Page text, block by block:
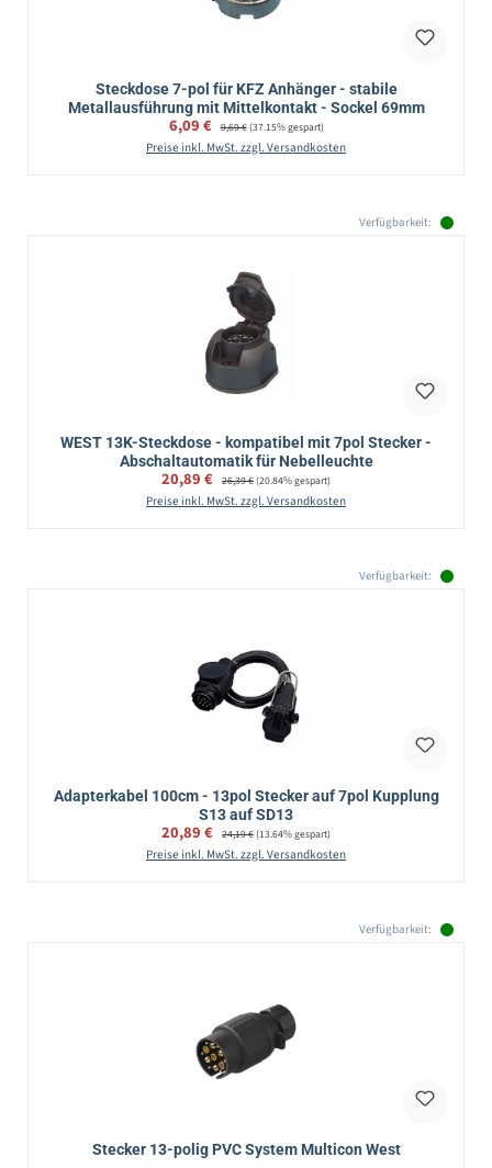
Steckdose 7-pol für KFZ Anhänger - stabile
Metallausführung mit Mittelkontakt - Sockel 69mm
Verkaufspreis:
6,09 € Regulärer Preis:
9,69 €(37.15% gespart)
Preise inkl. MwSt. zzgl. Versandkosten
Verfügbarkeit:
WEST 13K-Steckdose - kompatibel mit 7pol Stecker -
Abschaltautomatik für Nebelleuchte
Verkaufspreis:
20,89 € Regulärer Preis:
26,39 €(20.84% gespart)
Preise inkl. MwSt. zzgl. Versandkosten
Verfügbarkeit:
Adapterkabel 100cm - 13pol Stecker auf 7pol Kupplung
S13 auf SD13
Verkaufspreis:
20,89 € Regulärer Preis:
24,19 €(13.64% gespart)
Preise inkl. MwSt. zzgl. Versandkosten
Verfügbarkeit:
Stecker 13-polig PVC System Multicon West